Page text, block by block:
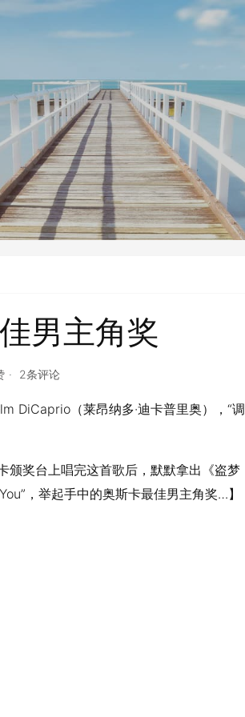
男主角奖
2条评论
DiCaprio（莱昂纳多·迪卡普里奥），“调
颁奖台上唱完这首歌后，默默拿出《盗梦
，举起手中的奥斯卡最佳男主角奖…】